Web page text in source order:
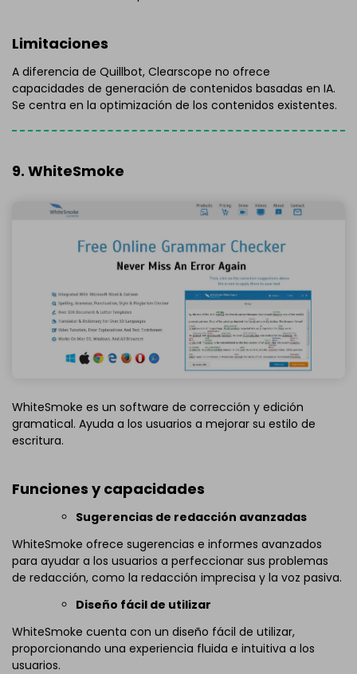
Limitaciones
A diferencia de Quillbot, Clearscope no ofrece
capacidades de generación de contenidos basadas en IA.
Se centra en la optimización de los contenidos existentes.
9. WhiteSmoke
WhiteSmoke es un software de corrección y edición
gramatical. Ayuda a los usuarios a mejorar su estilo de
escritura.
Funciones y capacidades
Sugerencias de redacción avanzadas
WhiteSmoke ofrece sugerencias e informes avanzados
para ayudar a los usuarios a perfeccionar sus problemas
de redacción, como la redacción imprecisa y la voz pasiva.
Diseño fácil de utilizar
WhiteSmoke cuenta con un diseño fácil de utilizar,
proporcionando una experiencia fluida e intuitiva a los
usuarios.